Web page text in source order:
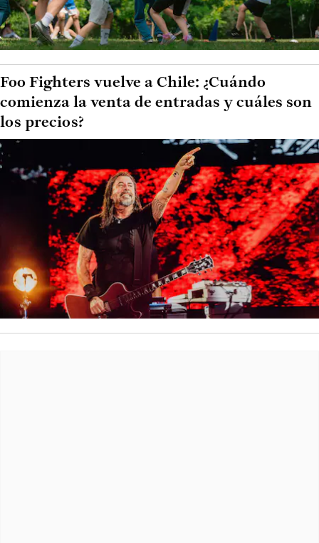
Foo Fighters vuelve a Chile: ¿Cuándo
comienza la venta de entradas y cuáles son
los precios?